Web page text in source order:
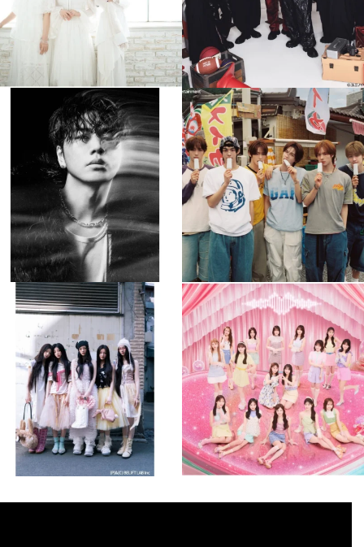
musicjapantv
💡8月特番放送決定！
...
8月 4
305 0
musicjapantv
💡8月特番放送決定！
...
8月 4
5 0
musicjapantv
💡8月特番放送決定！
8月 4
2 0
musicjapantv
💡8月特番放送決定！
...
8月 4
2 0